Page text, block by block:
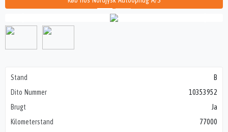
Stand
B
Dito Nummer
10353952
Brugt
Ja
Kilometerstand
77000